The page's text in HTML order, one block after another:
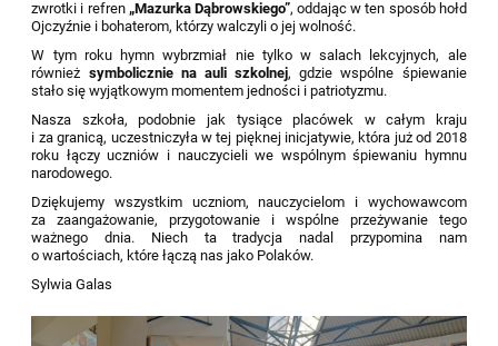
zwrotki i refren „Mazurka Dąbrowskiego”, oddając w ten sposób hołd
Ojczyźnie i bohaterom, którzy walczyli o jej wolność.
W tym roku hymn wybrzmiał nie tylko w salach lekcyjnych, ale
również symbolicznie na auli szkolnej, gdzie wspólne śpiewanie
stało się wyjątkowym momentem jedności i patriotyzmu.
Nasza szkoła, podobnie jak tysiące placówek w całym kraju
i za granicą, uczestniczyła w tej pięknej inicjatywie, która już od 2018
roku łączy uczniów i nauczycieli we wspólnym śpiewaniu hymnu
narodowego.
Dziękujemy wszystkim uczniom, nauczycielom i wychowawcom
za zaangażowanie, przygotowanie i wspólne przeżywanie tego
ważnego dnia. Niech ta tradycja nadal przypomina nam
o wartościach, które łączą nas jako Polaków.
Sylwia Galas